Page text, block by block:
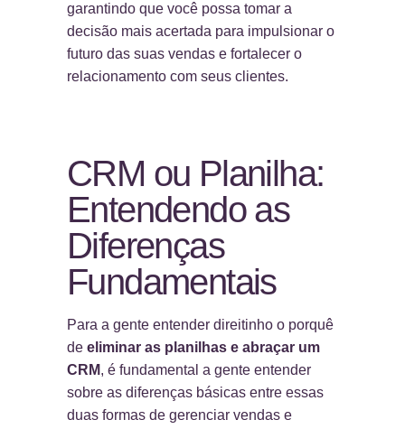
garantindo que você possa tomar a
decisão mais acertada para impulsionar o
futuro das suas vendas e fortalecer o
relacionamento com seus clientes.
CRM ou Planilha:
Entendendo as
Diferenças
Fundamentais
Para a gente entender direitinho o porquê
de eliminar as planilhas e abraçar um
CRM, é fundamental a gente entender
sobre as diferenças básicas entre essas
duas formas de gerenciar vendas e